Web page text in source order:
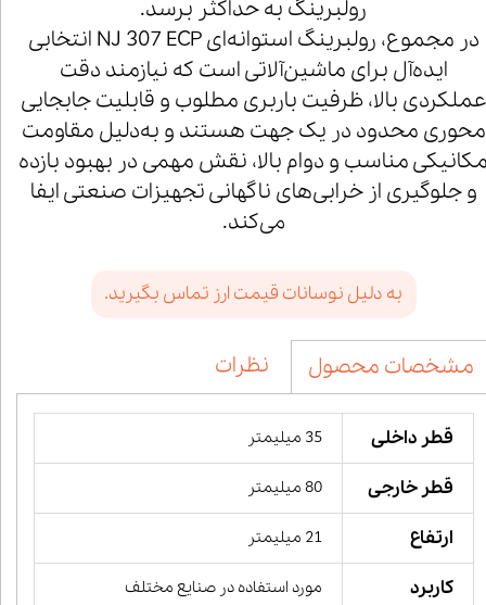
رولبرینگ به حداکثر برسد.
در مجموع، رولبرینگ استوانه‌ای NJ 307 ECP انتخابی
ایده‌آل برای ماشین‌آلاتی است که نیازمند دقت
عملکردی بالا، ظرفیت باربری مطلوب و قابلیت جابجایی
محوری محدود در یک جهت هستند و به‌دلیل مقاومت
مناسب و دوام بالا، نقش مهمی در بهبود بازده
و جلوگیری از خرابی‌های ناگهانی تجهیزات صنعتی ایفا
می‌کند.
به دلیل نوسانات قیمت ارز تماس بگیرید.
مشخصات محصول نظرات
قطر داخلی 35 میلیمتر
قطر خارجی 80 میلیمتر
ارتفاع 21 میلیمتر
کاربرد مورد استفاده در صنایع مختلف